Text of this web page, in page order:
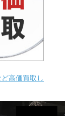
高価買取し